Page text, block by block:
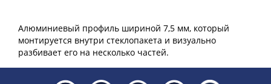
Алюминиевый профиль шириной 7,5 мм, который
монтируется внутри стеклопакета и визуально